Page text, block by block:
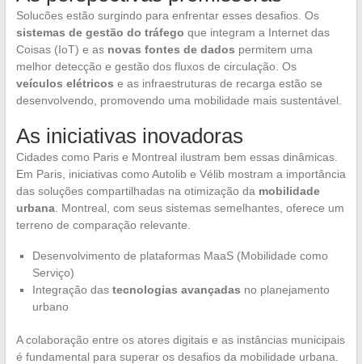
Solucões estão surgindo para enfrentar esses desafios. Os
sistemas de gestão do tráfego que integram a Internet das
Coisas (IoT) e as novas fontes de dados permitem uma
melhor detecção e gestão dos fluxos de circulação. Os
veículos elétricos e as infraestruturas de recarga estão se
desenvolvendo, promovendo uma mobilidade mais sustentável.
As iniciativas inovadoras
Cidades como Paris e Montreal ilustram bem essas dinâmicas.
Em Paris, iniciativas como Autolib e Vélib mostram a importância
das soluções compartilhadas na otimização da mobilidade
urbana. Montreal, com seus sistemas semelhantes, oferece um
terreno de comparação relevante.
Desenvolvimento de plataformas MaaS (Mobilidade como
Serviço)
Integração das tecnologias avançadas no planejamento
urbano
A colaboração entre os atores digitais e as instâncias municipais
é fundamental para superar os desafios da mobilidade urbana.